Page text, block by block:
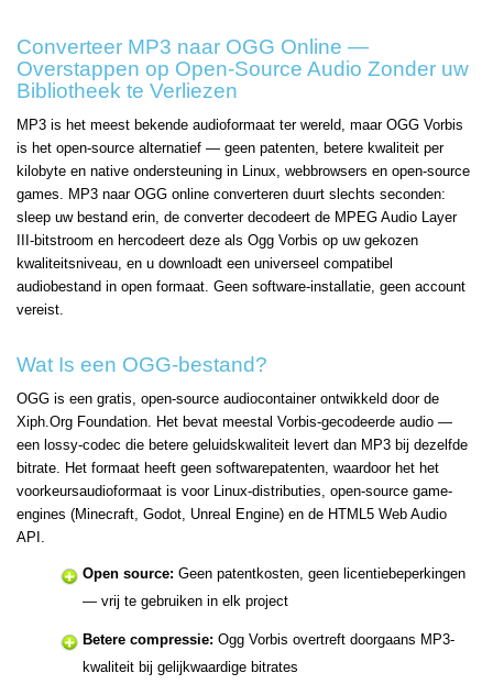
Converteer MP3 naar OGG Online —
Overstappen op Open-Source Audio Zonder uw
Bibliotheek te Verliezen
MP3 is het meest bekende audioformaat ter wereld, maar OGG Vorbis
is het open-source alternatief — geen patenten, betere kwaliteit per
kilobyte en native ondersteuning in Linux, webbrowsers en open-source
games. MP3 naar OGG online converteren duurt slechts seconden:
sleep uw bestand erin, de converter decodeert de MPEG Audio Layer
III-bitstroom en hercodеert deze als Ogg Vorbis op uw gekozen
kwaliteitsniveau, en u downloadt een universeel compatibel
audiobestand in open formaat. Geen software-installatie, geen account
vereist.
Wat Is een OGG-bestand?
OGG is een gratis, open-source audiocontainer ontwikkeld door de
Xiph.Org Foundation. Het bevat meestal Vorbis-gecodeerde audio —
een lossy-codec die betere geluidskwaliteit levert dan MP3 bij dezelfde
bitrate. Het formaat heeft geen softwarepatenten, waardoor het het
voorkeursaudioformaat is voor Linux-distributies, open-source game-
engines (Minecraft, Godot, Unreal Engine) en de HTML5 Web Audio
API.
Open source: Geen patentkosten, geen licentiebeperkingen
— vrij te gebruiken in elk project
Betere compressie: Ogg Vorbis overtreft doorgaans MP3-
kwaliteit bij gelijkwaardige bitrates